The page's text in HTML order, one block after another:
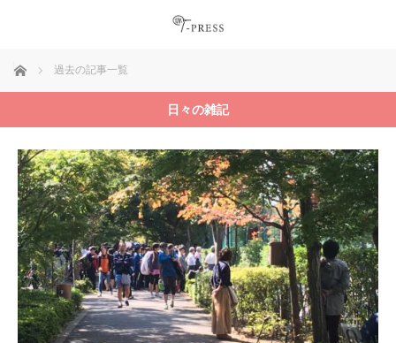
ホーム 過去の記事一覧
日々の雑記